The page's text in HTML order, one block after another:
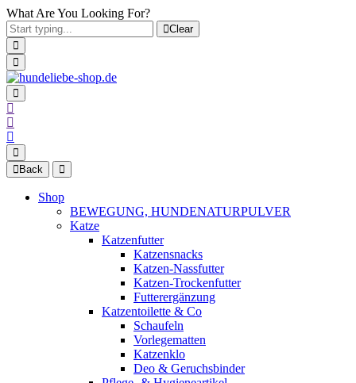
What Are You Looking For?
Clear
Back
Shop
BEWEGUNG, HUNDENATURPULVER
Katze
Katzenfutter
Katzensnacks
Katzen-Nassfutter
Katzen-Trockenfutter
Futterergänzung
Katzentoilette & Co
Schaufeln
Vorlegematten
Katzenklo
Deo & Geruchsbinder